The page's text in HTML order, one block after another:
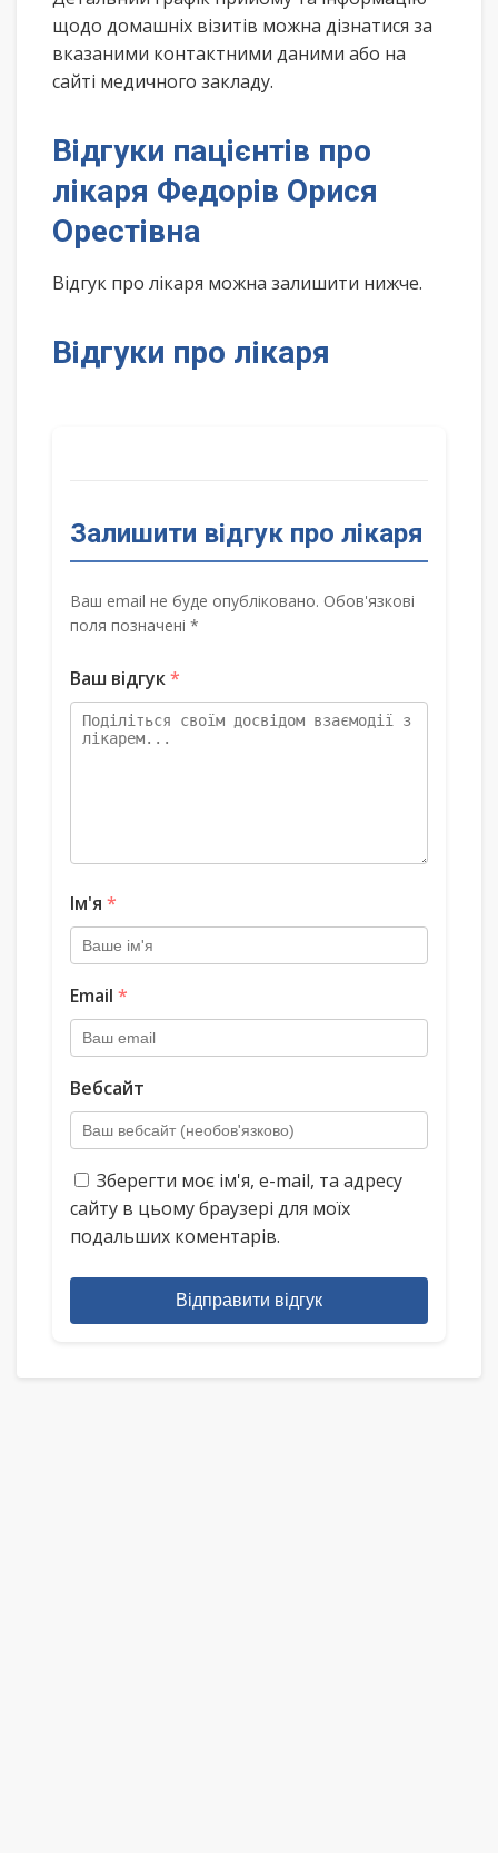
щодо домашніх візитів можна дізнатися за
вказаними контактними даними або на
сайті медичного закладу.
Відгуки пацієнтів про
лікаря Федорів Орися
Орестівна
Відгук про лікаря можна залишити нижче.
Відгуки про лікаря
Залишити відгук про лікаря
Ваш email не буде опубліковано. Обов'язкові
поля позначені *
Ваш відгук*
Ім'я *
Email *
Вебсайт
Зберегти моє ім'я, e-mail, та адресу
сайту в цьому браузері для моїх
подальших коментарів.
Відправити відгук